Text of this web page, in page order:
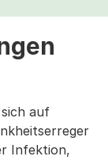
auf
Infektion,